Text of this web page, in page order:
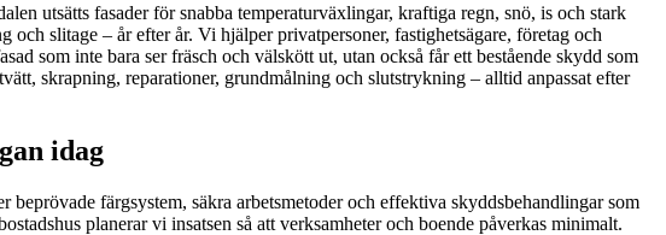
utsätts fasader för snabba temperaturväxlingar, kraftiga regn, snö, is och stark
slitage – år efter år. Vi hjälper privatpersoner, fastighetsägare, företag och
som inte bara ser fräsch och välskött ut, utan också får ett bestående skydd som
skrapning, reparationer, grundmålning och slutstrykning – alltid anpassat efter
idag
färgsystem, säkra arbetsmetoder och effektiva skyddsbehandlingar som
planerar vi insatsen så att verksamheter och boende påverkas minimalt.